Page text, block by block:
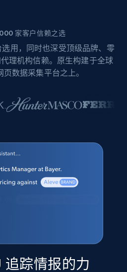
家客户信赖之选
用，同时也深受顶级品牌、零
理机构信赖。原生构建于全球
数据采集平台之上。
追踪情报的力